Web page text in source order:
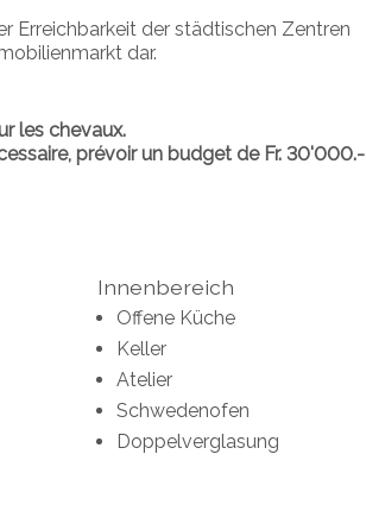
Erreichbarkeit der städtischen Zentren
dar.
les chevaux.
prévoir un budget de Fr. 30'000.-
Innenbereich
Offene Küche
Keller
Atelier
Schwedenofen
Doppelverglasung